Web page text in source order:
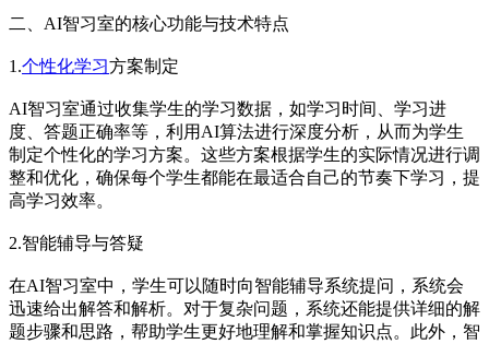
二、AI智习室的核心功能与技术特点
1.个性化学习方案制定
AI智习室通过收集学生的学习数据，如学习时间、学习进
度、答题正确率等，利用AI算法进行深度分析，从而为学生
制定个性化的学习方案。这些方案根据学生的实际情况进行调
整和优化，确保每个学生都能在最适合自己的节奏下学习，提
高学习效率。
2.智能辅导与答疑
在AI智习室中，学生可以随时向智能辅导系统提问，系统会
迅速给出解答和解析。对于复杂问题，系统还能提供详细的解
题步骤和思路，帮助学生更好地理解和掌握知识点。此外，智